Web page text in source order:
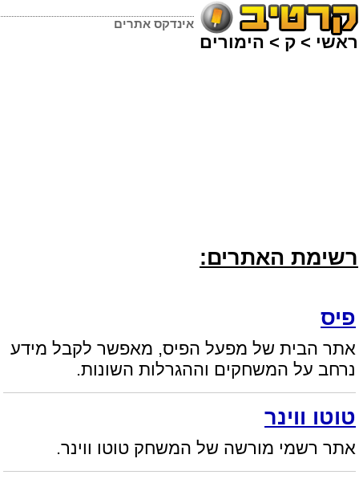
אינדקס אתרים
ראשי > ק > הימורים
רשימת האתרים:
פיס
אתר הבית של מפעל הפיס, מאפשר לקבל מידע
נרחב על המשחקים וההגרלות השונות.
טוטו ווינר
אתר רשמי מורשה של המשחק טוטו ווינר.